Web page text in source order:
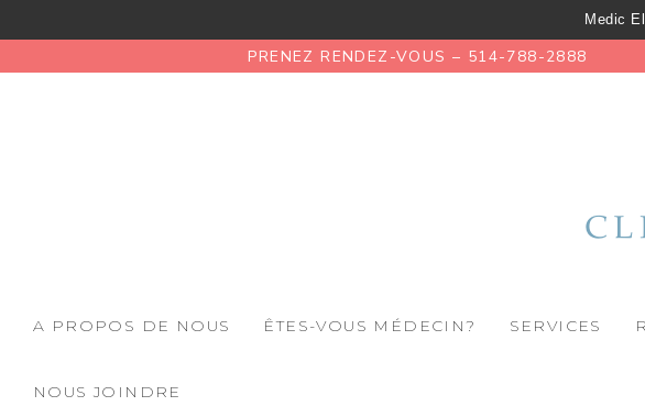
Medic
PRENEZ RENDEZ-VOUS – 514-788-2888
A PROPOS DE NOUS ÊTES-VOUS MÉDECIN? SERVICES
NOUS JOINDRE